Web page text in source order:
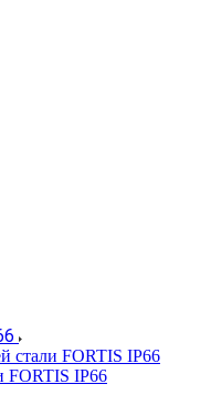
стали FORTIS IP66
FORTIS IP66